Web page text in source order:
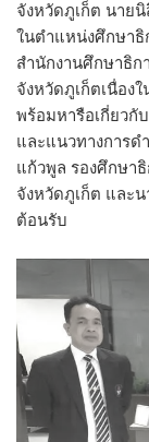
จังหวัดภูเก็ต นาย
ในตำแหน่งศึกษา
สำนักงานศึกษาธิก
จังหวัดภูเก็ตเนื่อง
พร้อมหารือเกี่ยวกั
และแนวทางการ
แก้วพูล รองศึกษา
จังหวัดภูเก็ต และ
ต้อนรับ